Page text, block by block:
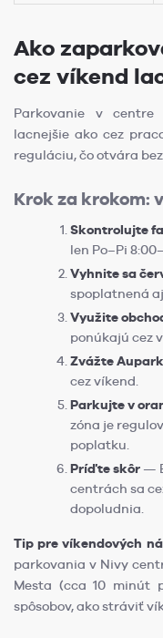
Ako
cez víkend
Parkovanie v
lacnejšie ako cez
reguláciu, čo otvára
Krok za krokom:
Skontrolujte
len Po–Pi
Vyhnite sa
spoplatnená aj
Využite
ponúkajú cez
Zvážte Aupark
cez víkend.
Parkujte v
zóna je
poplatku.
Príďte skôr —
centrách sa
dopoludnia.
Tip pre víkendových
parkovania v Nivy
Mesta (cca 10 minút
spôsobov, ako stráviť